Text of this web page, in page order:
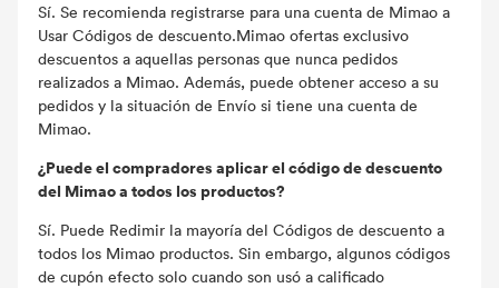
Sí. Se recomienda registrarse para una cuenta de Mimao a
Usar Códigos de descuento.Mimao ofertas exclusivo
descuentos a aquellas personas que nunca pedidos
realizados a Mimao. Además, puede obtener acceso a su
pedidos y la situación de Envío si tiene una cuenta de
Mimao.
¿Puede el compradores aplicar el código de descuento
del Mimao a todos los productos?
Sí. Puede Redimir la mayoría del Códigos de descuento a
todos los Mimao productos. Sin embargo, algunos códigos
de cupón efecto solo cuando son usó a calificado